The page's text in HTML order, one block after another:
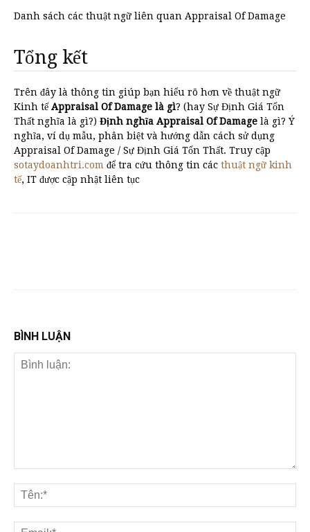
Danh sách các thuật ngữ liên quan Appraisal Of Damage
Tổng kết
Trên đây là thông tin giúp bạn hiểu rõ hơn về thuật ngữ
Kinh tếAppraisal Of Damage là gì? (hay Sự Định Giá Tổn
Thất nghĩa là gì?) Định nghĩa Appraisal Of Damage là gì? Ý
nghĩa, ví dụ mẫu, phân biệt và hướng dẫn cách sử dụng
Appraisal Of Damage / Sự Định Giá Tổn Thất. Truy cập
sotaydoanhtri.com để tra cứu thông tin các thuật ngữ kinh
tế, IT được cập nhật liên tục
BÌNH LUẬN